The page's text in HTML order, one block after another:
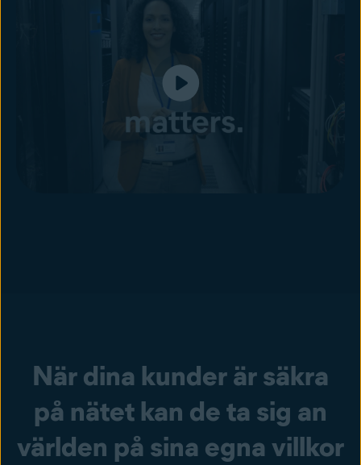
När dina kunder är säkra
på nätet kan de ta sig an
världen på sina egna villkor